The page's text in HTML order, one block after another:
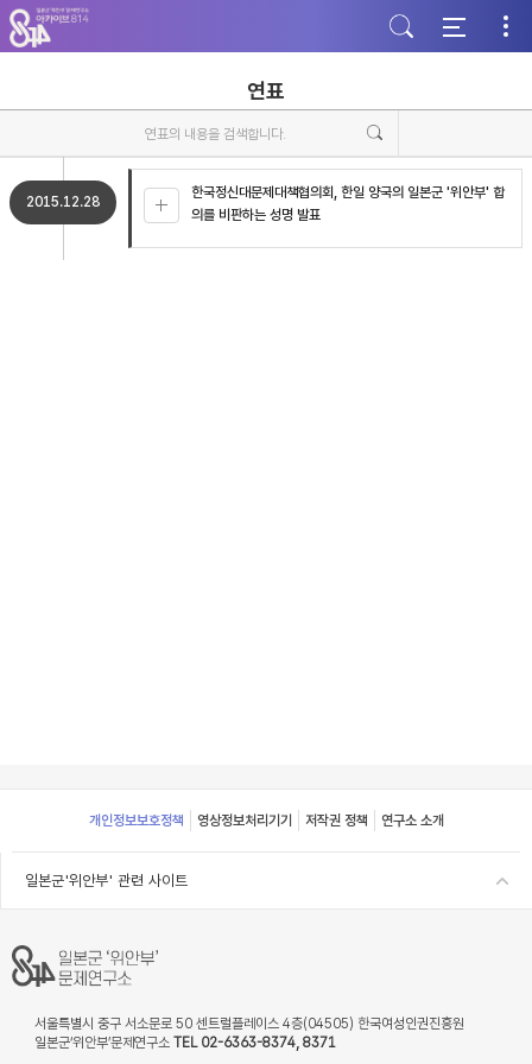
주
메
뉴
가
본
문
바
기
하
단
바
기
연표
2015.12.28
한국정신대문제대책협의회, 한일 양국의 일본군 '위안부' 합
의를 비판하는 성명 발표
Footer
개인정보보호정책 영상정보처리기기 저작권 정책 연구소 소개
일본군'위안부' 관련 사이트
서울특별시 중구 서소문로 50 센트럴플레이스 4층(04505) 한국여성인권진흥원
일본군‘위안부’문제연구소 TEL 02-6363-8374, 8371